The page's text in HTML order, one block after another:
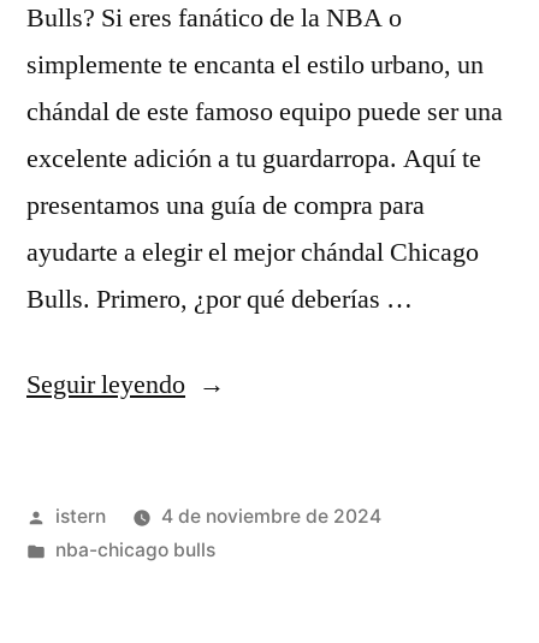
Bulls? Si eres fanático de la NBA o
simplemente te encanta el estilo urbano, un
chándal de este famoso equipo puede ser una
excelente adición a tu guardarropa. Aquí te
presentamos una guía de compra para
ayudarte a elegir el mejor chándal Chicago
Bulls. Primero, ¿por qué deberías …
Seguir leyendo«Chándal
Publicado
por
istern
4 de noviembre de 2024
Publicado
nba-chicago bulls